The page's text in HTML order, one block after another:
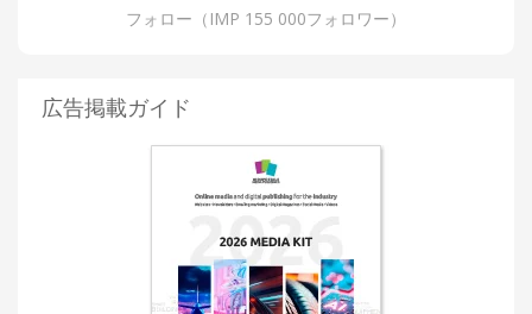
フォロー（IMP 155 000フォロワー）
広告掲載ガイド